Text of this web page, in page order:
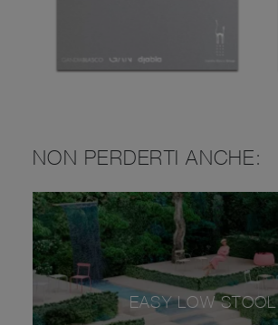
NON PERDERTI ANCHE:
EASY LOW STOOL